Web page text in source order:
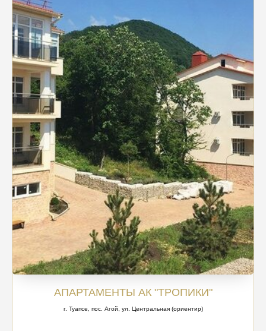
АПАРТАМЕНТЫ АК "ТРОПИКИ"
г. Туапсе, пос. Агой, ул. Центральная (ориентир)